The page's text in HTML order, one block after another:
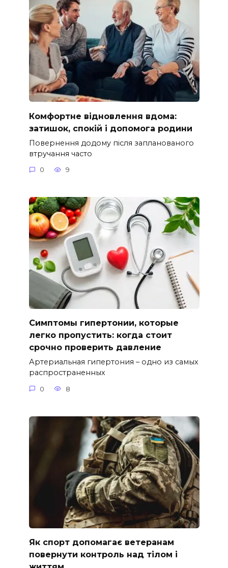
Комфортне відновлення вдома:
затишок, спокій і допомога родини
Повернення додому після запланованого
втручання часто
0 9
Симптомы гипертонии, которые
легко пропустить: когда стоит
срочно проверить давление
Артериальная гипертония – одно из самых
распространенных
0 8
Як спорт допомагає ветеранам
повернути контроль над тілом і